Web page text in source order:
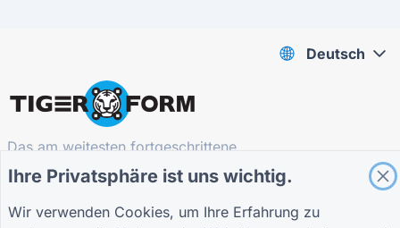
Das am weitesten fortgeschrittene
QR Form Generator Online
BLEIBEN SIE AUF DEM LAUFENDEN
Deutsch
Ihre Privatsphäre ist uns wichtig.
Wir verwenden Cookies, um Ihre Erfahrung zu